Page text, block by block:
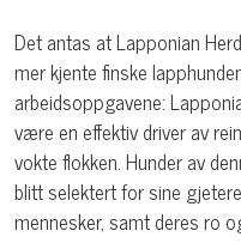
Det antas at Lapponian
mer kjente finske
arbeidsoppgavene:
være en effektiv driver av
vokte flokken. Hunder av
blitt selektert for sine
mennesker, samt deres ro